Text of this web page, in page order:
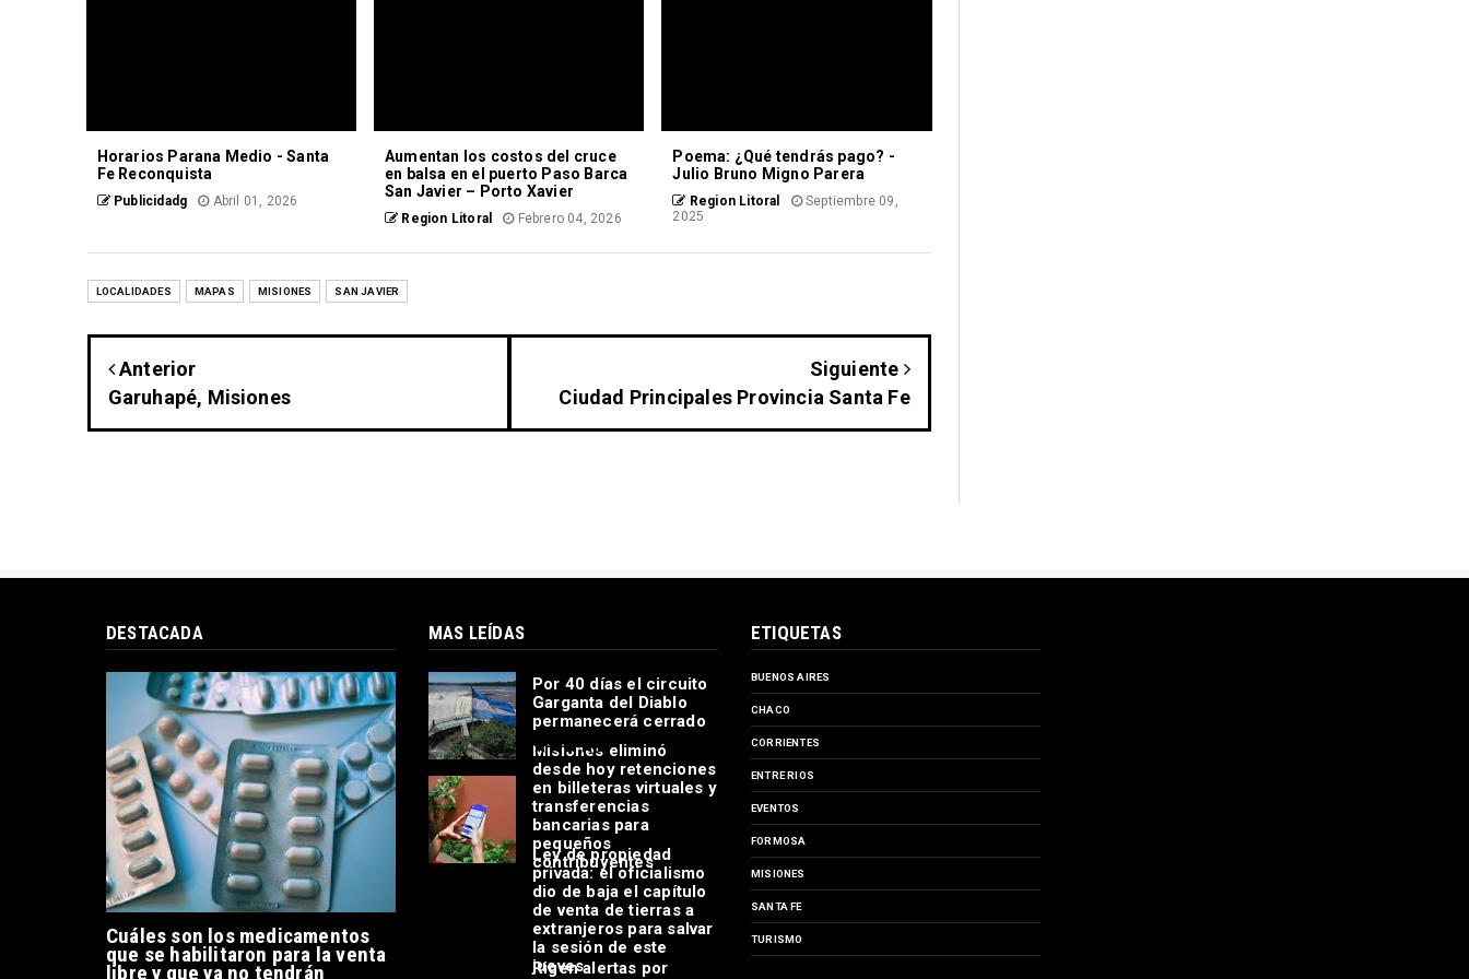
Horarios Parana Medio - Santa
Fe Reconquista
Publicidadg Abril 01, 2026
Aumentan los costos del cruce
en balsa en el puerto Paso Barca
San Javier – Porto Xavier
Region Litoral Febrero 04, 2026
Poema: ¿Qué tendrás pago? -
Julio Bruno Migno Parera
Region Litoral
Septiembre 09,
2025
LOCALIDADES MAPAS MISIONES SAN JAVIER
Anterior
Garuhapé, Misiones
Siguiente
Ciudad Principales Provincia Santa Fe
DESTACADA
Cuáles son los medicamentos
que se habilitaron para la venta
libre y que ya no tendrán
MAS LEÍDAS
Por 40 días el circuito
Garganta del Diablo
permanecerá cerrado
Misiones eliminó
desde hoy retenciones
en billeteras virtuales y
transferencias
bancarias para
pequeños
contribuyentes
Ley de propiedad
privada: el oficialismo
dio de baja el capítulo
de venta de tierras a
extranjeros para salvar
la sesión de este
jueves
Rigen alertas por
ETIQUETAS
BUENOS AIRES
CHACO
CORRIENTES
ENTRE RIOS
EVENTOS
FORMOSA
MISIONES
SANTA FE
TURISMO